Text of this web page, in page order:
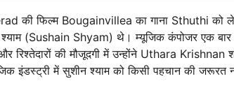
की फिल्म Bougainvillea का गाना Sthuthi को
(Sushain Shyam) थे। म्यूजिक कंपोजर एक
रिश्तेदारों की मौजूदगी में उन्होंने Uthara Krishnan
इंडस्ट्री में सुशीन श्याम को किसी पहचान की जरूरत